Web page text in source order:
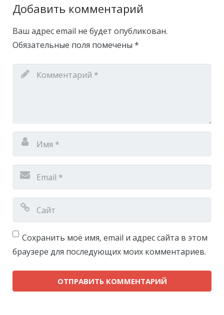
Добавить комментарий
Ваш адрес email не будет опубликован.
Обязательные поля помечены *
Сохранить моё имя, email и адрес сайта в этом
браузере для последующих моих комментариев.